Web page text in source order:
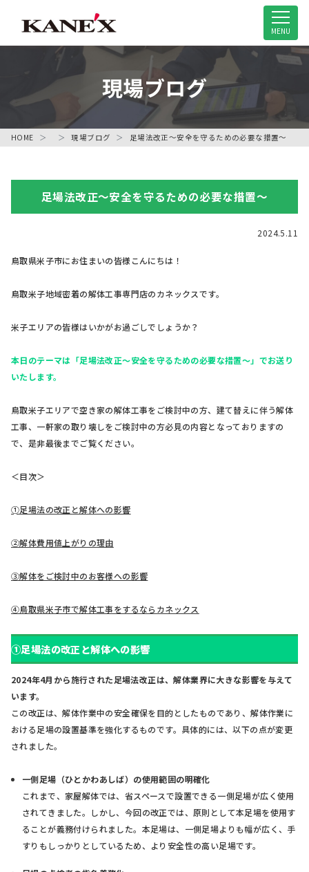
米子市の解体工事専門MENU
現場ブログ
HOME 現場ブログ 足場法改正～安全を守るための必要な措置～
足場法改正～安全を守るための必要な措置～
2024.5.11
鳥取県米子市にお住まいの皆様こんにちは！
鳥取米子地域密着の解体工事専門店のカネックスです。
米子エリアの皆様はいかがお過ごしでしょうか？
本日のテーマは「足場法改正～安全を守るための必要な措置～」でお送り
いたします。
鳥取米子エリアで空き家の解体工事をご検討中の方、建て替えに伴う解体
工事、一軒家の取り壊しをご検討中の方必見の内容となっておりますの
で、是非最後までご覧ください。
＜目次＞
➀足場法の改正と解体への影響
②解体費用値上がりの理由
③解体をご検討中のお客様への影響
④鳥取県米子市で解体工事をするならカネックス
➀足場法の改正と解体への影響
2024年4月から施行された足場法改正は、解体業界に大きな影響を与えて
います。
この改正は、解体作業中の安全確保を目的としたものであり、解体作業に
おける足場の設置基準を強化するものです。具体的には、以下の点が変更
されました。
一側足場（ひとかわあしば）の使用範囲の明確化
これまで、家屋解体では、省スペースで設置できる一側足場が広く使用
されてきました。しかし、今回の改正では、原則として本足場を使用す
ることが義務付けられました。本足場は、一側足場よりも幅が広く、手
すりもしっかりとしているため、より安全性の高い足場です。